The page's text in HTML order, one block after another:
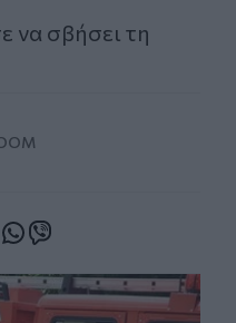
να σβήσει τη